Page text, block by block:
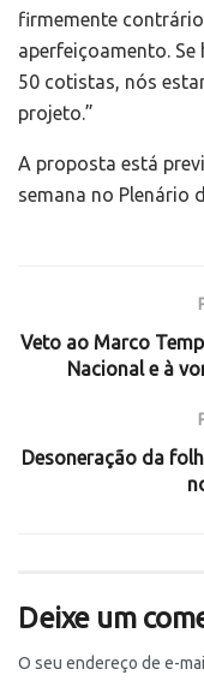
firmemente
aperfeiçoamento.
50 cotistas, nós
projeto.”
A proposta está
semana no Plenário
Veto ao Marco
Nacional e à
Desoneração da
Deixe um
O seu endereço de e-